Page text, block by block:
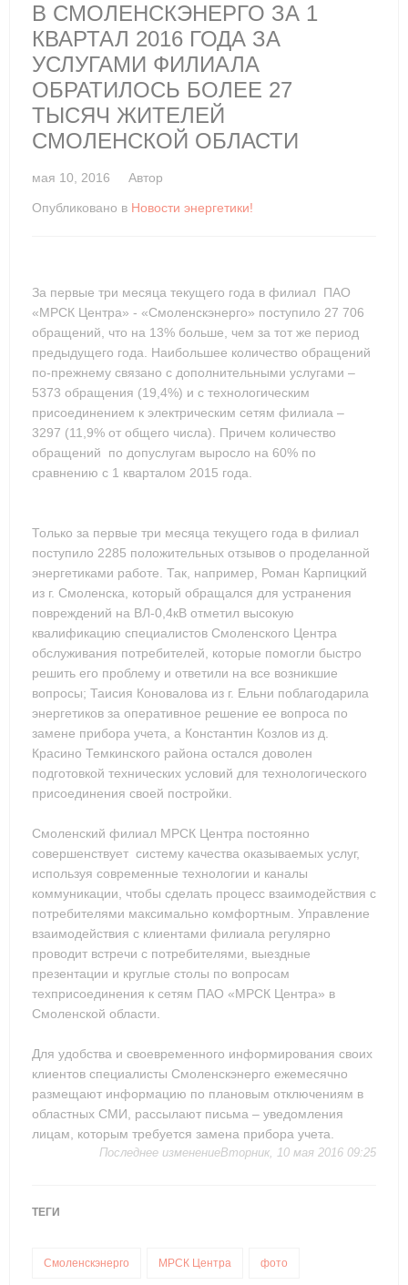
В СМОЛЕНСКЭНЕРГО ЗА 1
КВАРТАЛ 2016 ГОДА ЗА
УСЛУГАМИ ФИЛИАЛА
ОБРАТИЛОСЬ БОЛЕЕ 27
ТЫСЯЧ ЖИТЕЛЕЙ
СМОЛЕНСКОЙ ОБЛАСТИ
мая 10, 2016 Автор
Опубликовано в Новости энергетики!
За первые три месяца текущего года в филиал ПАО
«МРСК Центра» - «Смоленскэнерго» поступило 27 706
обращений, что на 13% больше, чем за тот же период
предыдущего года. Наибольшее количество обращений
по-прежнему связано с дополнительными услугами –
5373 обращения (19,4%) и с технологическим
присоединением к электрическим сетям филиала –
3297 (11,9% от общего числа). Причем количество
обращений по допуслугам выросло на 60% по
сравнению с 1 кварталом 2015 года.
Только за первые три месяца текущего года в филиал
поступило 2285 положительных отзывов о проделанной
энергетиками работе. Так, например, Роман Карпицкий
из г. Смоленска, который обращался для устранения
повреждений на ВЛ-0,4кВ отметил высокую
квалификацию специалистов Смоленского Центра
обслуживания потребителей, которые помогли быстро
решить его проблему и ответили на все возникшие
вопросы; Таисия Коновалова из г. Ельни поблагодарила
энергетиков за оперативное решение ее вопроса по
замене прибора учета, а Константин Козлов из д.
Красино Темкинского района остался доволен
подготовкой технических условий для технологического
присоединения своей постройки.
Смоленский филиал МРСК Центра постоянно
совершенствует систему качества оказываемых услуг,
используя современные технологии и каналы
коммуникации, чтобы сделать процесс взаимодействия с
потребителями максимально комфортным. Управление
взаимодействия с клиентами филиала регулярно
проводит встречи с потребителями, выездные
презентации и круглые столы по вопросам
техприсоединения к сетям ПАО «МРСК Центра» в
Смоленской области.
Для удобства и своевременного информирования своих
клиентов специалисты Смоленскэнерго ежемесячно
размещают информацию по плановым отключениям в
областных СМИ, рассылают письма – уведомления
лицам, которым требуется замена прибора учета.
Последнее изменениеВторник, 10 мая 2016 09:25
ТЕГИ
Смоленскэнерго МРСК Центра фото